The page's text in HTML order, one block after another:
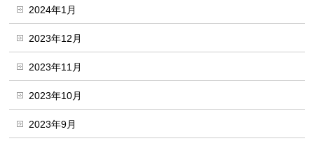
2024年1月
2023年12月
2023年11月
2023年10月
2023年9月